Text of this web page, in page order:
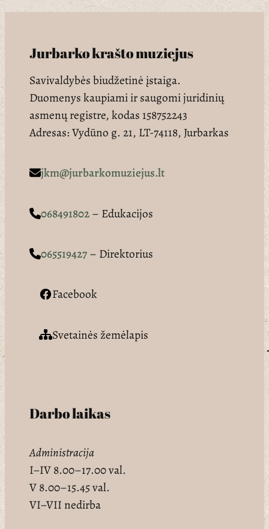
Jurbarko krašto muziejus
Savivaldybės biudžetinė įstaiga.
Duomenys kaupiami ir saugomi juridinių
asmenų registre, kodas 158752243
Adresas: Vydūno g. 21, LT-74118, Jurbarkas
jkm@jurbarkomuziejus.lt
068491802– Edukacijos
065519427– Direktorius
Facebook
Svetainės žemėlapis
Darbo laikas
Administracija
I–IV 8.00–17.00 val.
V 8.00–15.45 val.
VI–VII nedirba